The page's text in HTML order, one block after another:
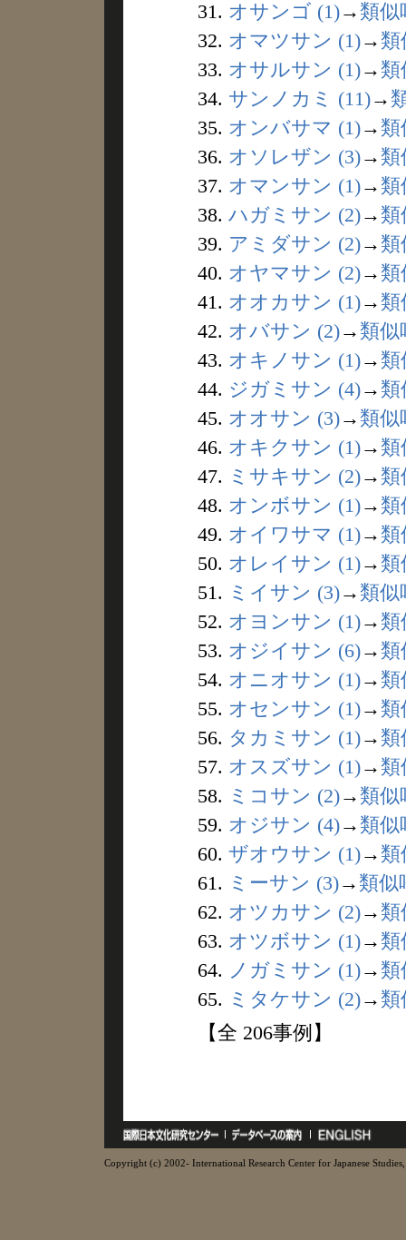
31. オサンゴ (1)→ 類似
32. オマツサン (1)→ 類
33. オサルサン (1)→ 類
34. サンノカミ (11)→
35. オンバサマ (1)→ 類
36. オソレザン (3)→ 類
37. オマンサン (1)→ 類
38. ハガミサン (2)→ 類
39. アミダサン (2)→ 類
40. オヤマサン (2)→ 類
41. オオカサン (1)→ 類
42. オバサン (2)→ 類似
43. オキノサン (1)→ 類
44. ジガミサン (4)→ 類
45. オオサン (3)→ 類似
46. オキクサン (1)→ 類
47. ミサキサン (2)→ 類
48. オンボサン (1)→ 類
49. オイワサマ (1)→ 類
50. オレイサン (1)→ 類
51. ミイサン (3)→ 類似
52. オヨンサン (1)→ 類
53. オジイサン (6)→ 類
54. オニオサン (1)→ 類
55. オセンサン (1)→ 類
56. タカミサン (1)→ 類
57. オスズサン (1)→ 類
58. ミコサン (2)→ 類似
59. オジサン (4)→ 類似
60. ザオウサン (1)→ 類
61. ミーサン (3)→ 類似
62. オツカサン (2)→ 類
63. オツボサン (1)→ 類
64. ノガミサン (1)→ 類
65. ミタケサン (2)→ 類
【全 206事例】
Copyright (c) 2002- International Research Center for Japanese